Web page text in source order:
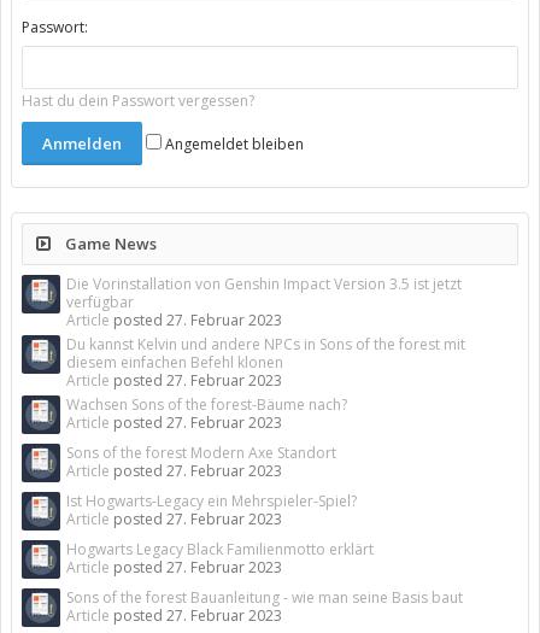
Passwort:
Hast du dein Passwort vergessen?
Angemeldet bleiben
Game News
Die Vorinstallation von Genshin Impact Version 3.5 ist jetzt
verfügbar
Article posted 27. Februar 2023
Du kannst Kelvin und andere NPCs in Sons of the forest mit
diesem einfachen Befehl klonen
Article posted 27. Februar 2023
Wachsen Sons of the forest-Bäume nach?
Article posted 27. Februar 2023
Sons of the forest Modern Axe Standort
Article posted 27. Februar 2023
Ist Hogwarts-Legacy ein Mehrspieler-Spiel?
Article posted 27. Februar 2023
Hogwarts Legacy Black Familienmotto erklärt
Article posted 27. Februar 2023
Sons of the forest Bauanleitung - wie man seine Basis baut
Article posted 27. Februar 2023